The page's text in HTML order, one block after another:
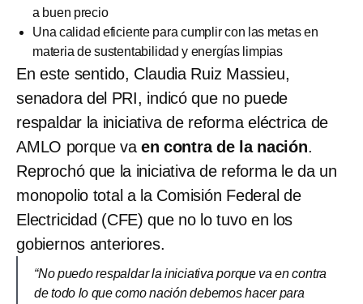
a buen precio
Una calidad eficiente para cumplir con las metas en
materia de sustentabilidad y energías limpias
En este sentido, Claudia Ruiz Massieu,
senadora del PRI, indicó que no puede
respaldar la iniciativa de reforma eléctrica de
AMLO porque va en contra de la nación.
Reprochó que la iniciativa de reforma le da un
monopolio total a la Comisión Federal de
Electricidad (CFE) que no lo tuvo en los
gobiernos anteriores.
“No puedo respaldar la iniciativa porque va en contra
de todo lo que como nación debemos hacer para